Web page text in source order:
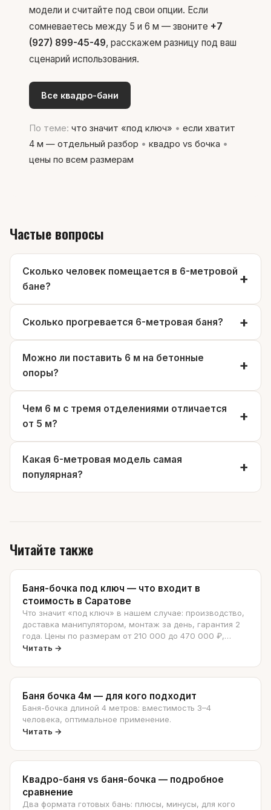
модели и считайте под свои опции. Если
сомневаетесь между 5 и 6 м — звоните +7
(927) 899-45-49, расскажем разницу под ваш
сценарий использования.
Все квадро-бани
По теме: что значит «под ключ» • если хватит
4 м — отдельный разбор • квадро vs бочка •
цены по всем размерам
Частые вопросы
Сколько человек помещается в 6-метровой
бане?
Сколько прогревается 6-метровая баня?
Можно ли поставить 6 м на бетонные
опоры?
Чем 6 м с тремя отделениями отличается
от 5 м?
Какая 6-метровая модель самая
популярная?
Читайте также
Баня-бочка под ключ — что входит в
стоимость в Саратове
Что значит «под ключ» в нашем случае: производство,
доставка манипулятором, монтаж за день, гарантия 2
года. Цены по размерам от 210 000 до 470 000 ₽,
разбор «бочка vs квадро» — что чаще выбирают на
Читать →
Баня бочка 4м — для кого подходит
Баня-бочка длиной 4 метров: вместимость 3–4
человека, оптимальное применение.
Читать →
Квадро-баня vs баня-бочка — подробное
сравнение
Два формата готовых бань: плюсы, минусы, для кого